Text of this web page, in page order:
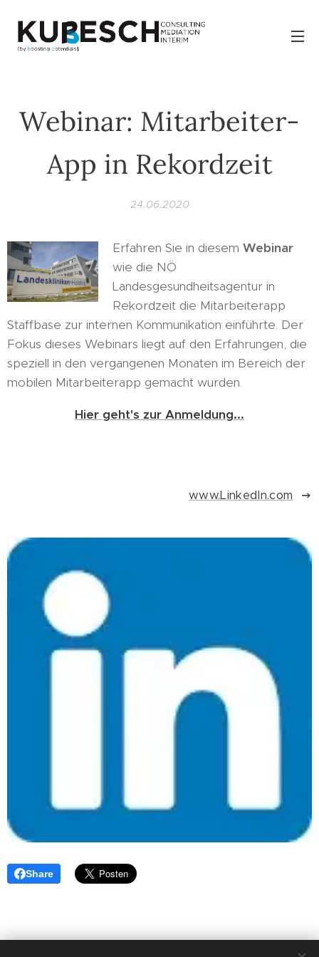
Webinar: Mitarbeiter-
App in Rekordzeit
24.06.2020
Erfahren Sie in diesem Webinar
wie die NÖ
Landesgesundheitsagentur in
Rekordzeit die Mitarbeiterapp
Staffbase zur internen Kommunikation einführte. Der
Fokus dieses Webinars liegt auf den Erfahrungen, die
speziell in den vergangenen Monaten im Bereich der
mobilen Mitarbeiterapp gemacht wurden.
Hier geht's zur Anmeldung...
www.LinkedIn.com
Share